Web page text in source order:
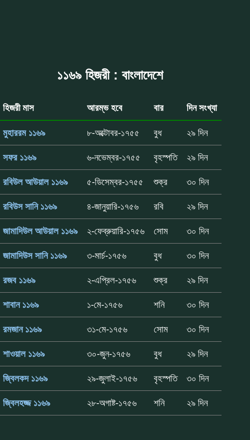
১১৬৯ হিজরী : বাংলাদেশে
হিজরী মাস আরম্ভ হবে বার দিন সংখ্যা
মুহাররম ১১৬৯ ৮-অক্টোবর-১৭৫৫ বুধ ২৯ দিন
সফর ১১৬৯ ৬-নভেম্বর-১৭৫৫ বৃহস্পতি ২৯ দিন
রবিউল আউয়াল ১১৬৯ ৫-ডিসেম্বর-১৭৫৫ শুক্র ৩০ দিন
রবিউস সানি ১১৬৯ ৪-জানুয়ারি-১৭৫৬ রবি ২৯ দিন
জামাদিউল আউয়াল ১১৬৯ ২-ফেব্রুয়ারি-১৭৫৬ সোম ৩০ দিন
জামাদিউস সানি ১১৬৯ ৩-মার্চ-১৭৫৬ বুধ ৩০ দিন
রজব ১১৬৯ ২-এপ্রিল-১৭৫৬ শুক্র ২৯ দিন
শাবান ১১৬৯ ১-মে-১৭৫৬ শনি ৩০ দিন
রমজান ১১৬৯ ৩১-মে-১৭৫৬ সোম ৩০ দিন
শাওয়াল ১১৬৯ ৩০-জুন-১৭৫৬ বুধ ২৯ দিন
জ্বিলকদ ১১৬৯ ২৯-জুলাই-১৭৫৬ বৃহস্পতি ৩০ দিন
জ্বিলহজ্জ ১১৬৯ ২৮-অগাষ্ট-১৭৫৬ শনি ২৯ দিন